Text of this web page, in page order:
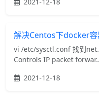
解决Centos下docker容
vi /etc/sysctl.conf 找到
Controls IP packet
2021-12-18